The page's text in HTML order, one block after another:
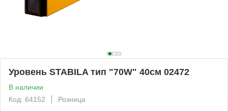
Уровень STABILA тип "70W" 40см 02472
В наличии
Код: 64152
Розница